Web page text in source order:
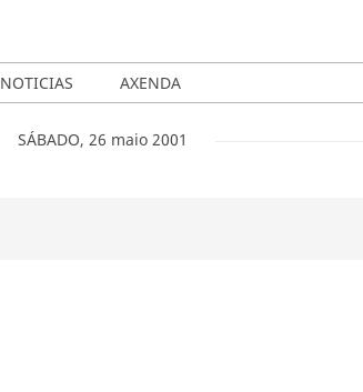
NOTICIAS AXENDA
SÁBADO, 26 maio 2001